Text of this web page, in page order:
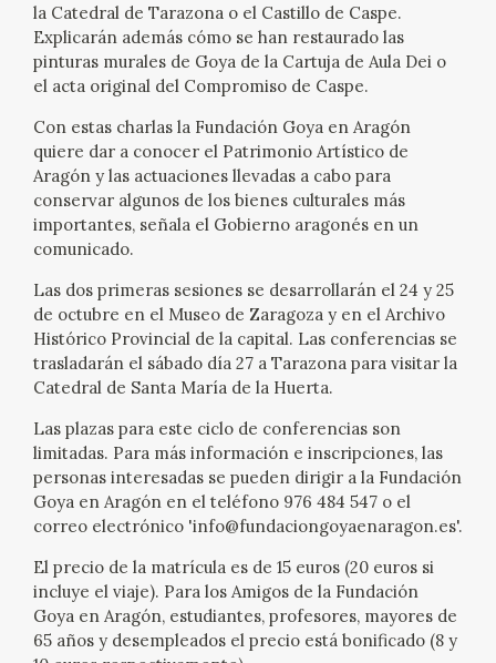
BIOGRAFÍA
CRONOLOGÍA
EL VIAJE DE GOYA
CATÁLOGO
GOYA EN EL MUNDO
GOYA EN ARAGÓN
PREMIO ARAGÓN GOYA
EDICIONES
PUBLICACIONES
TIENDA ONLINE
la Catedral de Tarazona o el Castillo de Caspe.
Explicarán además cómo se han restaurado las
pinturas murales de Goya de la Cartuja de Aula Dei o
el acta original del Compromiso de Caspe.
Con estas charlas la Fundación Goya en Aragón
quiere dar a conocer el Patrimonio Artístico de
Aragón y las actuaciones llevadas a cabo para
conservar algunos de los bienes culturales más
importantes, señala el Gobierno aragonés en un
comunicado.
Las dos primeras sesiones se desarrollarán el 24 y 25
de octubre en el Museo de Zaragoza y en el Archivo
Histórico Provincial de la capital. Las conferencias se
trasladarán el sábado día 27 a Tarazona para visitar la
Catedral de Santa María de la Huerta.
Las plazas para este ciclo de conferencias son
limitadas. Para más información e inscripciones, las
personas interesadas se pueden dirigir a la Fundación
Goya en Aragón en el teléfono 976 484 547 o el
correo electrónico 'info@fundaciongoyaenaragon.es'.
El precio de la matrícula es de 15 euros (20 euros si
incluye el viaje). Para los Amigos de la Fundación
Goya en Aragón, estudiantes, profesores, mayores de
65 años y desempleados el precio está bonificado (8 y